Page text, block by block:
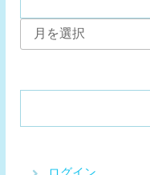
ー
ログイン